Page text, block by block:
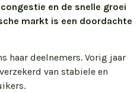
en de snelle groei
markt is een doordachte
haar deelnemers. Vorig jaar
van stabiele en